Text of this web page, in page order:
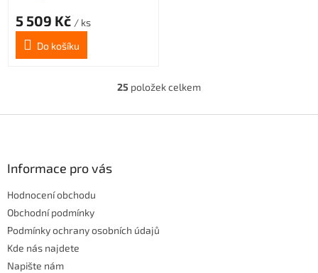
5 509 Kč / ks
Do košíku
O
l
v
25 položek celkem
Informace pro vás
Hodnocení obchodu
Obchodní podmínky
Podmínky ochrany osobních údajů
Kde nás najdete
Napište nám